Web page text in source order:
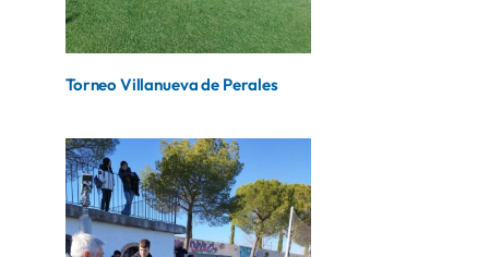
Torneo Villanueva de Perales